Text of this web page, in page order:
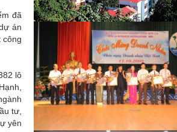
đã
án
công
lô
tư,
yên